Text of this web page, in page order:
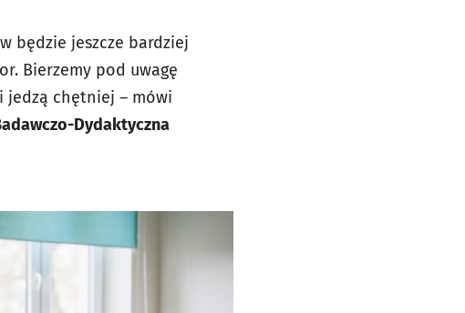
będzie jeszcze bardziej
Bierzemy pod uwagę
jedzą chętniej – mówi
Dydaktyczna